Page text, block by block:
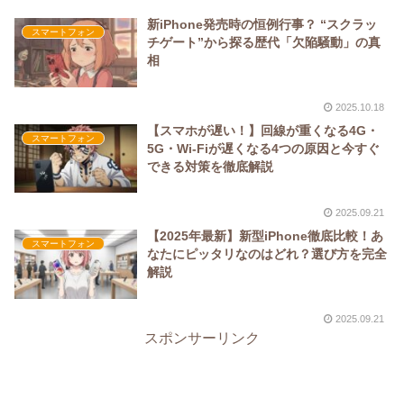
スマートフォン
新iPhone発売時の恒例行事？ “スクラッ
チゲート”から探る歴代「欠陥騒動」の真
相
2025.10.18
スマートフォン
【スマホが遅い！】回線が重くなる4G・
5G・Wi-Fiが遅くなる4つの原因と今すぐ
できる対策を徹底解説
2025.09.21
スマートフォン
【2025年最新】新型iPhone徹底比較！あ
なたにピッタリなのはどれ？選び方を完全
解説
2025.09.21
スポンサーリンク